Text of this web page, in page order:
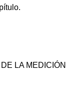
LA MEDICIÓN